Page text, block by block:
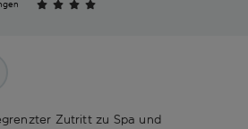
Zutritt zu Spa und